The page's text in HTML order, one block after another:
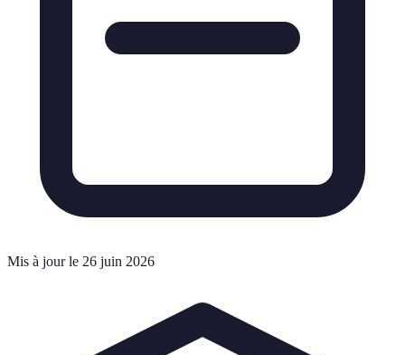
Mis à jour le 26 juin 2026